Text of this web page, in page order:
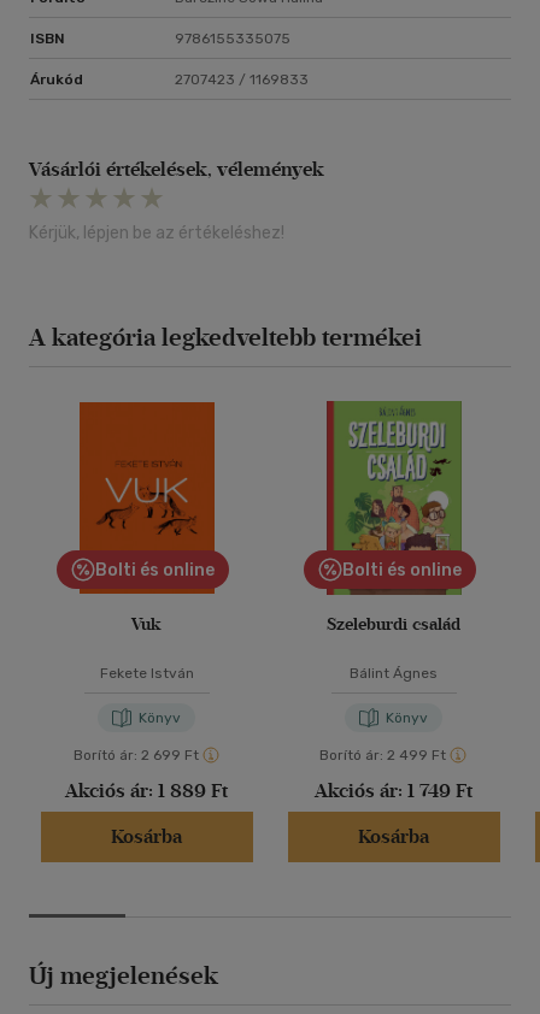
ISBN 9786155335075
Árukód 2707423 / 1169833
Vásárlói értékelések, vélemények
Kérjük, lépjen be az értékeléshez!
A kategória legkedveltebb termékei
Bolti és online
Vuk
Fekete István
Könyv
Borító ár: 2 699 Ft
Akciós ár: 1 889 Ft
Kosárba
Bolti és online
Szeleburdi család
Bálint Ágnes
Könyv
Borító ár: 2 499 Ft
Akciós ár: 1 749 Ft
Kosárba
Új megjelenések